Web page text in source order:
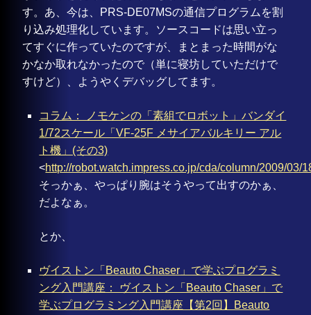
す。あ、今は、PRS-DE07MSの通信プログラムを割
り込み処理化しています。ソースコードは思い立っ
てすぐに作っていたのですが、まとまった時間がな
かなか取れなかったので（単に寝坊していただけで
すけど）、ようやくデバッグしてます。
コラム： ノモケンの「素組でロボット」バンダイ
1/72スケール「VF-25F メサイアバルキリー アル
ト機」(その3)
<http://robot.watch.impress.co.jp/cda/column/2009/03/
そっかぁ、やっぱり腕はそうやって出すのかぁ、
だよなぁ。
とか、
ヴイストン「Beauto Chaser」で学ぶプログラミ
ング入門講座： ヴイストン「Beauto Chaser」で
学ぶプログラミング入門講座【第2回】Beauto